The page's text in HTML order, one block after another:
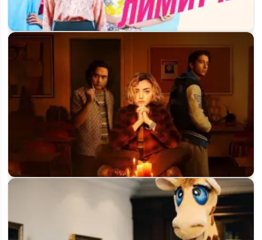
Лимитчицы 2 сезон: дата выхода и расписание серий на
«Россия-1»
«Школьные духи» возвращаются: что известно о 3 сезоне и
когда ждать…